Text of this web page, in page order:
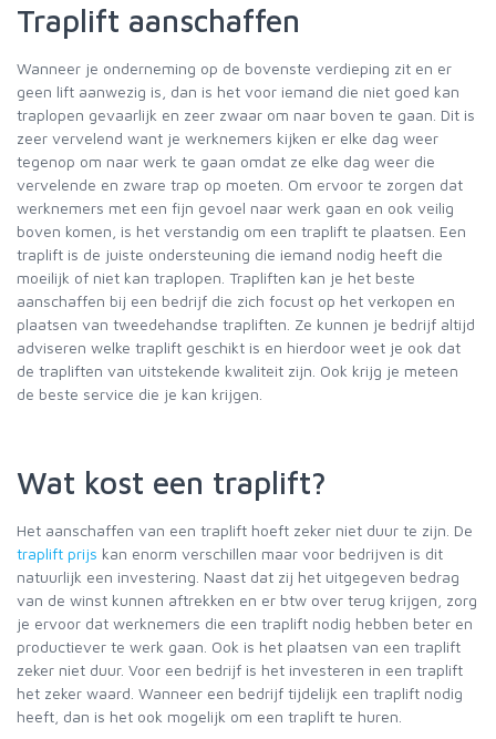
Traplift aanschaffen
Wanneer je onderneming op de bovenste verdieping zit en er
geen lift aanwezig is, dan is het voor iemand die niet goed kan
traplopen gevaarlijk en zeer zwaar om naar boven te gaan. Dit is
zeer vervelend want je werknemers kijken er elke dag weer
tegenop om naar werk te gaan omdat ze elke dag weer die
vervelende en zware trap op moeten. Om ervoor te zorgen dat
werknemers met een fijn gevoel naar werk gaan en ook veilig
boven komen, is het verstandig om een traplift te plaatsen. Een
traplift is de juiste ondersteuning die iemand nodig heeft die
moeilijk of niet kan traplopen. Trapliften kan je het beste
aanschaffen bij een bedrijf die zich focust op het verkopen en
plaatsen van tweedehandse trapliften. Ze kunnen je bedrijf altijd
adviseren welke traplift geschikt is en hierdoor weet je ook dat
de trapliften van uitstekende kwaliteit zijn. Ook krijg je meteen
de beste service die je kan krijgen.
Wat kost een traplift?
Het aanschaffen van een traplift hoeft zeker niet duur te zijn. De
traplift prijs kan enorm verschillen maar voor bedrijven is dit
natuurlijk een investering. Naast dat zij het uitgegeven bedrag
van de winst kunnen aftrekken en er btw over terug krijgen, zorg
je ervoor dat werknemers die een traplift nodig hebben beter en
productiever te werk gaan. Ook is het plaatsen van een traplift
zeker niet duur. Voor een bedrijf is het investeren in een traplift
het zeker waard. Wanneer een bedrijf tijdelijk een traplift nodig
heeft, dan is het ook mogelijk om een traplift te huren.